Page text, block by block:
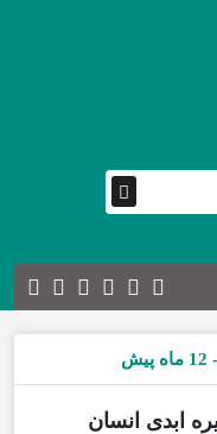
ابدی انسان